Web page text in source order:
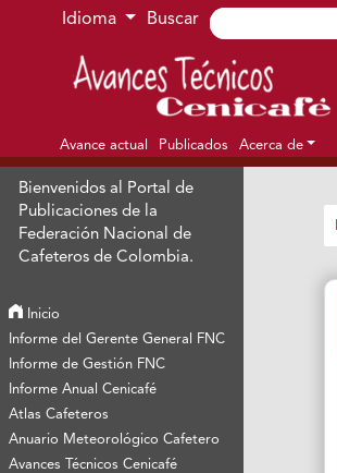
Ir al menú de navegación principal
Ir al contenido principal
Ir al pie de página del sitio
Idioma Buscar
Avance actual Publicados Acerca de
Bienvenidos al Portal de
Publicaciones de la
Federación Nacional de
Cafeteros de Colombia.
Inicio
Informe del Gerente General FNC
Informe de Gestión FNC
Informe Anual Cenicafé
Atlas Cafeteros
Anuario Meteorológico Cafetero
Avances Técnicos Cenicafé